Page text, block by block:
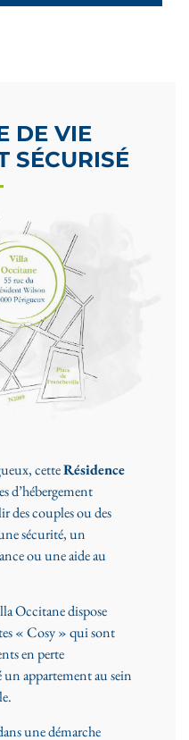
DE VIE
SÉCURISÉ
cetteRésidence
d’hébergement
des couples ou des
sécurité, un
ou une aide au
Occitane dispose
« Cosy » qui sont
en perte
appartement au sein
une démarche